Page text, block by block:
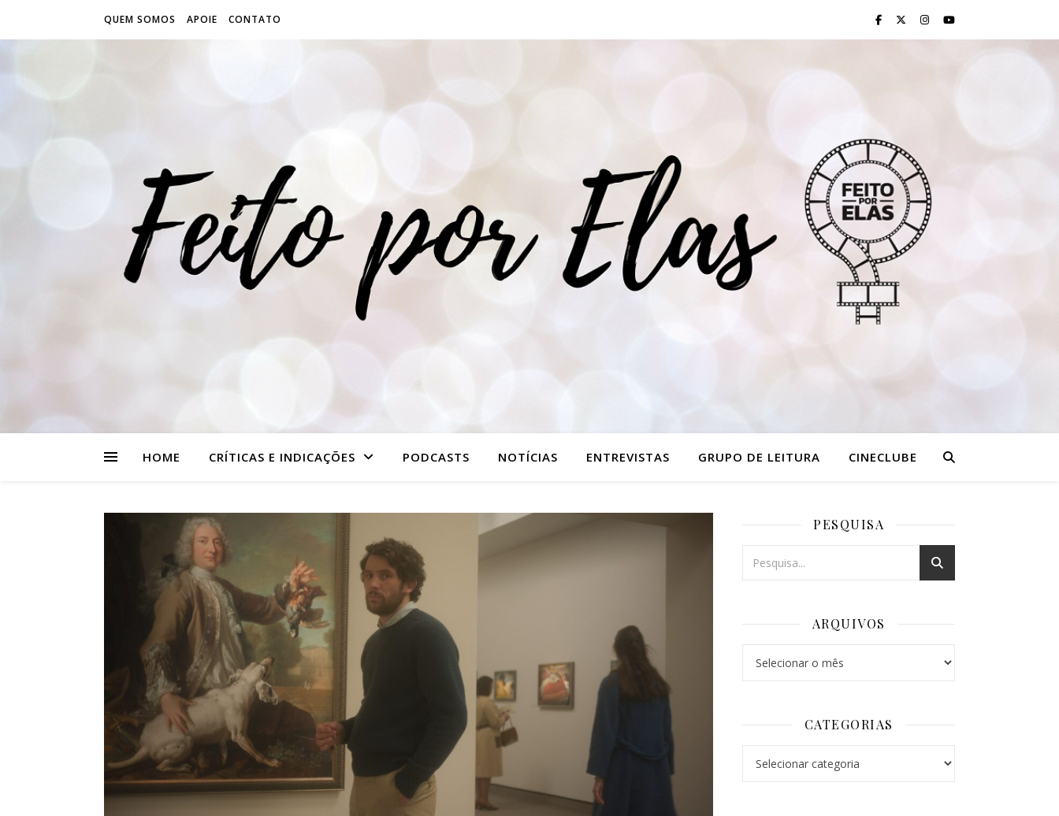
QUEM SOMOS APOIE CONTATO
HOME CRÍTICAS E INDICAÇÕES PODCASTS NOTÍCIAS ENTREVISTAS GRUPO DE LEITURA CINECLUBE
PESQUISA
ARQUIVOS
CATEGORIAS